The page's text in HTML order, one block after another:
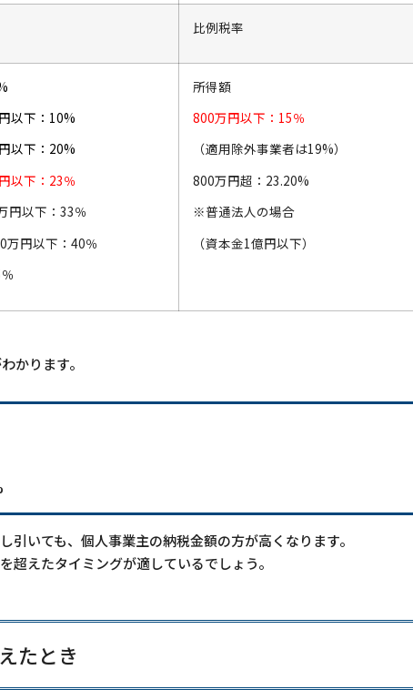
比例税率
以下：10%
以下：20%
以下：23％
円以下：33％
万円以下：40％
所得額
800万円以下：15％
（適用除外事業者は19%）
800万円超：23.20%
※普通法人の場合
（資本金1億円以下）
かります。
いても、個人事業主の納税金額の方が高くなります。
えたタイミングが適しているでしょう。
たとき